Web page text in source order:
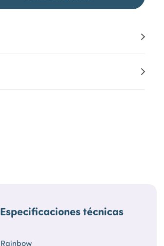
Especificaciones técnicas
Rainbow